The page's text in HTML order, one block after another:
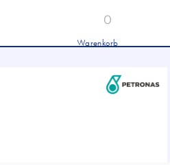
0
Warenkorb
Industrieöle von Mobil und
für Hydraulik, Getriebe und